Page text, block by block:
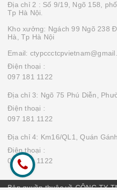
Địa chỉ 2 : Số 9/19, Ngõ 158,
Tp Hà Nội.
Kho xưởng: Ngách 99 Ngõ 238
Hà, Tp Hà Nội
Email:
Điện thoại :
097 181 1122
Địa chỉ 3: Ngõ 75 Phú Diễn,
Điện thoại :
097 181 1122
Địa chỉ 4: Km16/QL1, Quán
Điện thoại :
097 181 1122
Bản quyền thuộc về CÔNG TY